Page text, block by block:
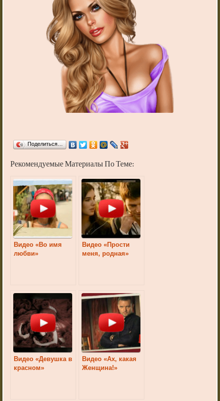
Поделиться…
Рекомендуемые Материалы По Теме:
Видео «Во имя
любви»
Видео «Прости
меня, родная»
Видео «Девушка в
красном»
Видео «Ах, какая
Женщина!»